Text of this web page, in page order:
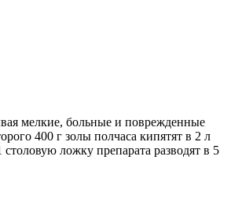
мелкие, больные и поврежденные
400 г золы полчаса кипятят в 2 л
ложку препарата разводят в 5